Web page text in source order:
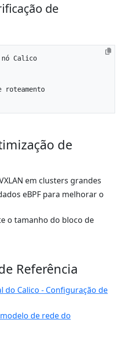
de
Calico
de
em clusters grandes
eBPF para melhorar o
o tamanho do bloco de
Referência
do Calico - Configuração de
de rede do